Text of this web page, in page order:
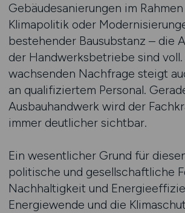
Gebäudesanierungen im
Klimapolitik oder
bestehender Bausubstanz – die
der Handwerksbetriebe sind
wachsenden Nachfrage steigt
an qualifiziertem Personal.
Ausbauhandwerk wird der
immer deutlicher sichtbar.
Ein wesentlicher Grund für
politische und gesellschaftliche
Nachhaltigkeit und
Energiewende und die